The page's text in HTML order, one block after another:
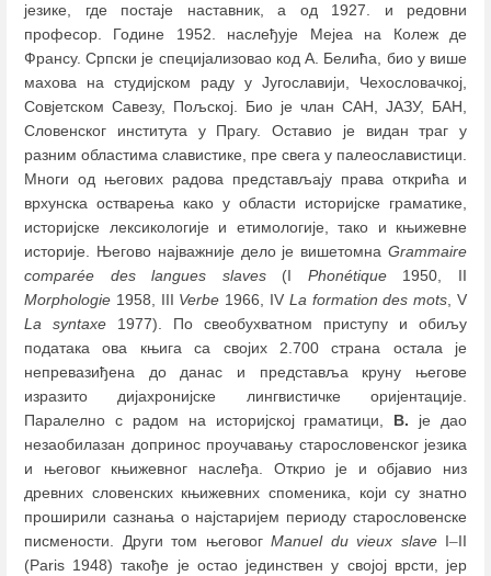
језике, где постаје наставник, а од 1927. и редовни
професор. Године 1952. наслеђује Мејеа на Колеж де
Франсу. Српски је специјализовао код А. Белића, био у више
махова на студијском раду у Југославији, Чехословачкој,
Совјетском Савезу, Пољској. Био је члан САН, ЈАЗУ, БАН,
Словенског института у Прагу. Оставио је видан траг у
разним областима славистике, пре свега у палеославистици.
Многи од његових радова представљају права открића и
врхунска остварења како у области историјске граматике,
историјске лексикологије и етимологије, тако и књижевне
историје. Његово најважније дело је вишетомна Grammaire
comparée des langues slaves(I Phonétique1950, II
Morphologie 1958, III Verbe 1966, IV La formation des mots, V
La syntaxe 1977). По свеобухватном приступу и обиљу
података ова књига са својих 2.700 страна остала је
непревазиђена до данас и представља круну његове
изразито дијахронијске лингвистичке оријентације.
Паралелно с радом на историјској граматици, В. је дао
незаобилазан допринос проучавању старословенског језика
и његовог књижевног наслеђа. Открио је и објавио низ
древних словенских књижевних споменика, који су знатно
проширили сазнања о најстаријем периоду старословенске
писмености. Други том његовог Manuel du vieux slaveI–II
(Paris 1948) такође је остао јединствен у својој врсти, јер